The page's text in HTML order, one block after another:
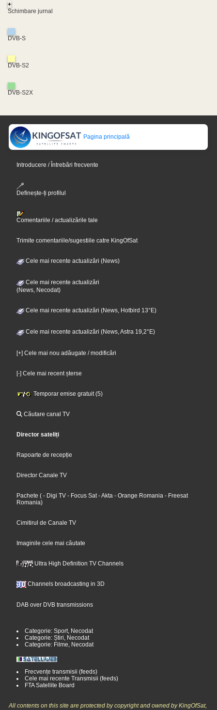
+
Schimbare jurnal
DVB-S
DVB-S2
DVB-S2X
Pagina principală
Introducere / Întrebări frecvente
Definește-ți profilul
Comentariile / actualizările tale
Trimite comentariile/sugestiile catre KingOfSat
Cele mai recente actualizări (News)
Cele mai recente actualizări
(News, Necodat)
Cele mai recente actualizări (News, Hotbird 13°E)
Cele mai recente actualizări (News, Astra 19,2°E)
[+] Cele mai nou adăugate / modificări
[-] Cele mai recent șterse
Temporar emise gratuit (5)
Căutare canal TV
Director sateliți
Rapoarte de recepție
Director Canale TV
Pachete (- Digi TV - Focus Sat - Akta - Orange Romania - Freesat
Romania)
Cimitirul de Canale TV
Imaginile cele mai căutate
Ultra High Definition TV Channels
Channels broadcasting in 3D
DAB over DVB transmissions
Categorie: Sport, Necodat
Categorie: Știri, Necodat
Categorie: Filme, Necodat
Frecvențe transmisii (feeds)
Cele mai recente Transmisii (feeds)
FTA Satellite Board
All contents on this site are protected by copyright and owned by KingOfSat,